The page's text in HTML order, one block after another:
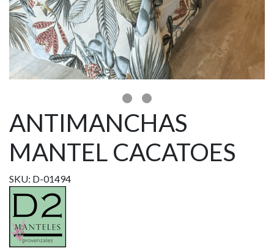
ANTIMANCHAS
MANTEL CACATOES
SKU: D-01494